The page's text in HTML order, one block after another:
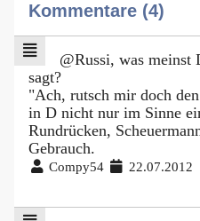
Kommentare (4)
@Russi, was meinst
sagt?
"Ach, rutsch mir doch
in D nicht nur im Sinne
Rundrücken,
Gebrauch.
Compy54 22.07.2012